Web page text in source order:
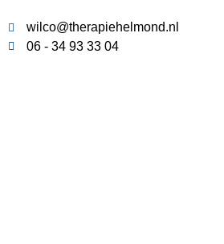
wilco@therapiehelmond.nl
06 - 34 93 33 04